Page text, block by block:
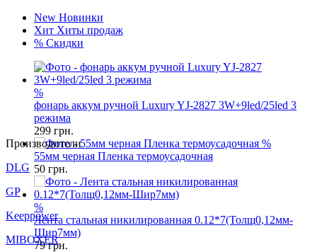
New Новинки
Хит Хиты продаж
% Скидки
%
фонарь аккум ручной Luxury YJ-2827 3W+9led/25led 3
режима
299 грн.
%
55мм черная Пленка термоусадочная
50 грн.
%
Лента стальная никилированная 0.12*7(Толщ0,12мм-
Шир7мм)
79грн.
Производители
DLG
GP
Keeppower
MIBOXER